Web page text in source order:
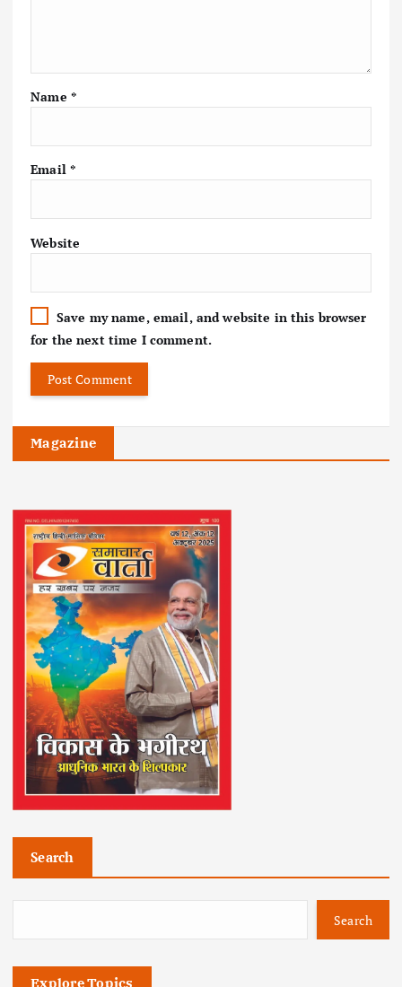
Name *
Email *
Website
Save my name, email, and website in this browser
for the next time I comment.
Magazine
Search
Search
Explore Topics